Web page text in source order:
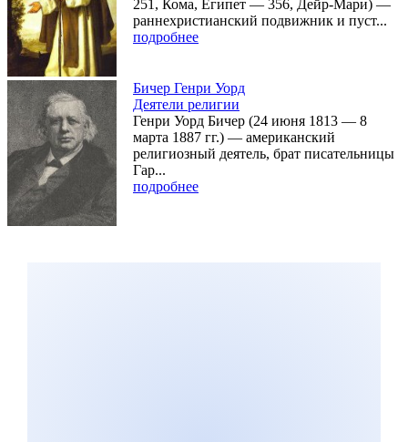
251, Кома, Египет — 356, Дейр-Мари) —
раннехристианский подвижник и пуст...
подробнее
Бичер Генри Уорд
Деятели религии
Генри Уорд Бичер (24 июня 1813 — 8
марта 1887 гг.) — американский
религиозный деятель, брат писательницы
Гар...
подробнее